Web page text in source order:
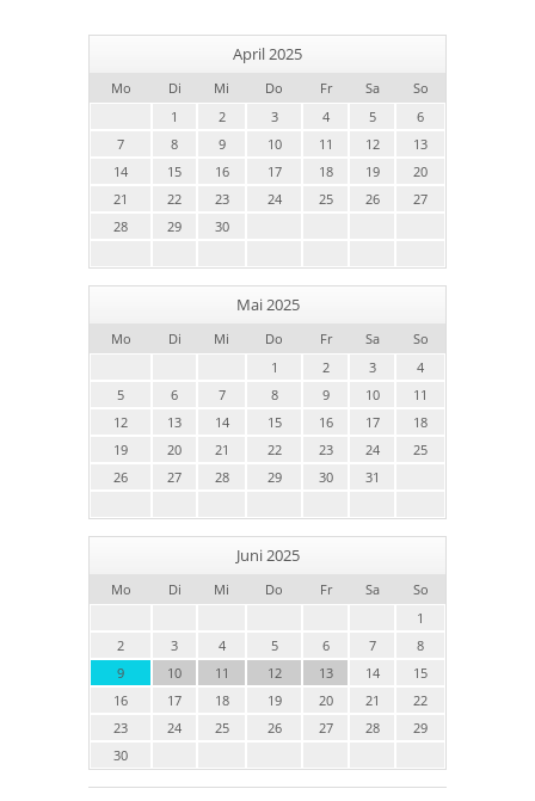
April 2025
Mo Di Mi Do Fr Sa
So
1
2 3 4 5
6
7
8 9 10 11 12
13
14
15 16 17 18 19
20
21
22 23 24 25 26
27
28
29 30
Mai 2025
Mo Di Mi Do Fr Sa
So
1
2 3
4
5
6 7 8 9 10
11
12
13 14 15 16 17
18
19
20 21 22 23 24
25
26
27 28 29 30 31
Juni 2025
Mo Di Mi Do Fr Sa
So
1
2
3 4 5 6 7
8
9
10 11 12 13 14
15
16
17 18 19 20 21
22
23
24 25 26 27 28
29
30